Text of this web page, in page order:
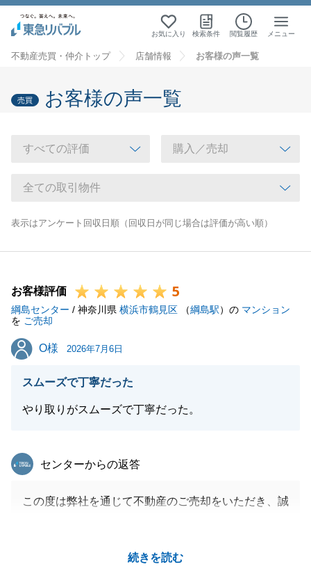
お気に入り 検索条件 閲覧履歴 メニュー
不動産売買・仲介トップ 店舗情報 お客様の声一覧
売買 お客様の声一覧
表示はアンケート回収日順（回収日が同じ場合は評価が高い順）
お客様評価 5
綱島センター / 神奈川県 横浜市鶴見区 （綱島駅）の マンション
を ご売却
O様
O様 2026年7月6日
スムーズで丁寧だった
やり取りがスムーズで丁寧だった。
続きを読む
東急リバブル
センターからの返答
この度は弊社を通じて不動産のご売却をいただき、誠
越し先のお探しまでかなりタイトなスケジュールだっ